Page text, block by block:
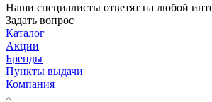
Наши специалисты ответят на любой
Задать вопрос
Каталог
Акции
Бренды
Пункты выдачи
Компания